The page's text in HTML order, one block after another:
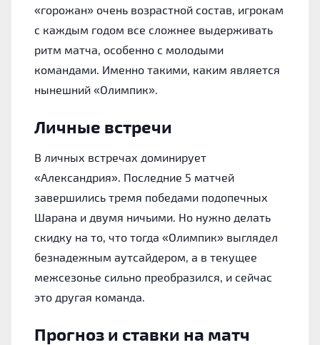
«‎горожан» очень возрастной состав, игрокам
с каждым годом все сложнее выдерживать
ритм матча, особенно с молодыми
командами. Именно такими, каким является
нынешний «‎Олимпик».
Личные встречи
В личных встречах доминирует
«‎Александрия». Последние 5 матчей
завершились тремя победами подопечных
Шарана и двумя ничьими. Но нужно делать
скидку на то, что тогда «‎Олимпик» выглядел
безнадежным аутсайдером, а в текущее
межсезонье сильно преобразился, и сейчас
это другая команда.
Прогноз и ставки на матч